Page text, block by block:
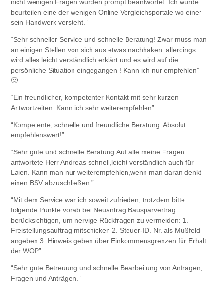
nicht wenigen Fragen wurden prompt beantwortet. Ich würde
beurteilen eine der wenigen Online Vergleichsportale wo einer
sein Handwerk versteht.”
“Sehr schneller Service und schnelle Beratung! Zwar muss man
an einigen Stellen von sich aus etwas nachhaken, allerdings
wird alles leicht verständlich erklärt und es wird auf die
persönliche Situation eingegangen ! Kann ich nur empfehlen”
🙂
“Ein freundlicher, kompetenter Kontakt mit sehr kurzen
Antwortzeiten. Kann ich sehr weiterempfehlen”
“Kompetente, schnelle und freundliche Beratung. Absolut
empfehlenswert!”
“Sehr gute und schnelle Beratung.Auf alle meine Fragen
antwortete Herr Andreas schnell,leicht verständlich auch für
Laien. Kann man nur weiterempfehlen,wenn man daran denkt
einen BSV abzuschließen.”
“Mit dem Service war ich soweit zufrieden, trotzdem bitte
folgende Punkte vorab bei Neuantrag Bausparvertrag
berücksichtigen, um nervige Rückfragen zu vermeiden: 1.
Freistellungsauftrag mitschicken 2. Steuer-ID. Nr. als Mußfeld
angeben 3. Hinweis geben über Einkommensgrenzen für Erhalt
der WOP”
“Sehr gute Betreuung und schnelle Bearbeitung von Anfragen,
Fragen und Anträgen.”